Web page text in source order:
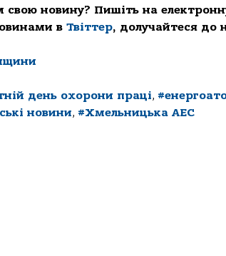
новину? Пишіть на
в Твіттер, долучайтеся до
день охорони праці,
новини, #Хмельницька АЕС